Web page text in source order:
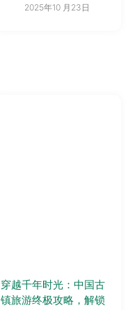
2025年10 月23日
穿越千年时光：中国古
镇旅游终极攻略，解锁